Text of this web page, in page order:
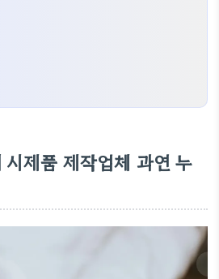
제품 제작업체 과연 누